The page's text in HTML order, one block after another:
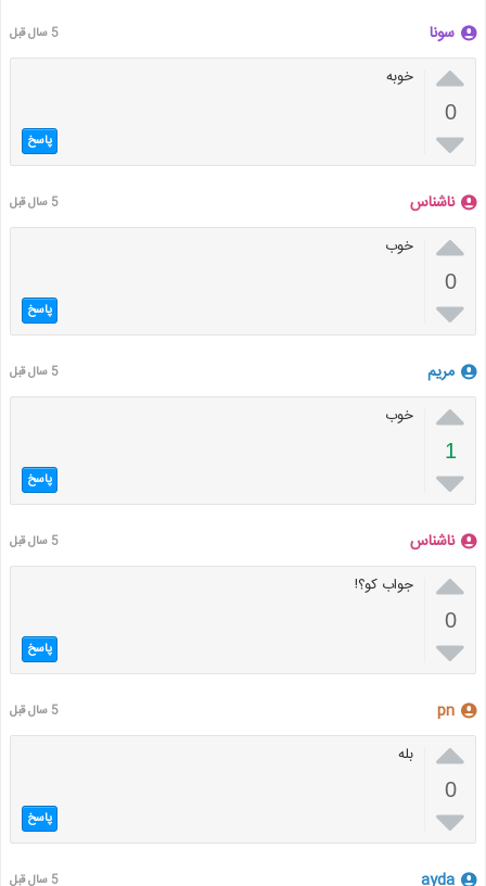
سونا 5 سال قبل

0

خوبه
پاسخ
ناشناس 5 سال قبل

0

خوب
پاسخ
مریم 5 سال قبل

1

خوب
پاسخ
ناشناس 5 سال قبل

0

جواب کو؟!
پاسخ
pn 5 سال قبل

0

بله
پاسخ
ayda 5 سال قبل